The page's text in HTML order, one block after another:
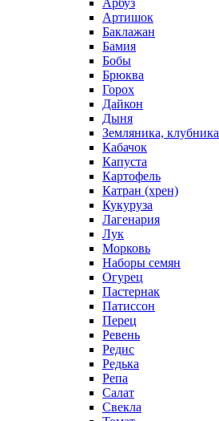
Арбуз
Артишок
Баклажан
Бамия
Бобы
Брюква
Горох
Дайкон
Дыня
Земляника, клубника
Кабачок
Капуста
Картофель
Катран (хрен)
Кукуруза
Лагенария
Лук
Морковь
Наборы семян
Огурец
Пастернак
Патиссон
Перец
Ревень
Редис
Редька
Репа
Салат
Свекла